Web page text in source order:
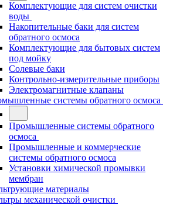
Комплектующие для систем очистки
воды
Накопительные баки для систем
обратного осмоса
Комплектующие для бытовых систем
под мойку
Солевые баки
Контрольно-измерительные приборы
Электромагнитные клапаны
системы обратного осмоса
Промышленные системы обратного
осмоса
Промышленные и коммерческие
системы обратного осмоса
Установки химической промывки
мембран
материалы
механической очистки